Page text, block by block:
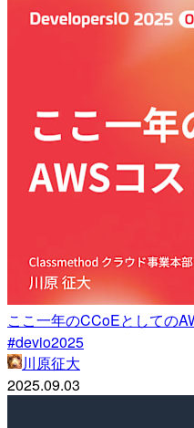
ここ一年のCCoEとしての
#devio2025
川原征大
2025.09.03